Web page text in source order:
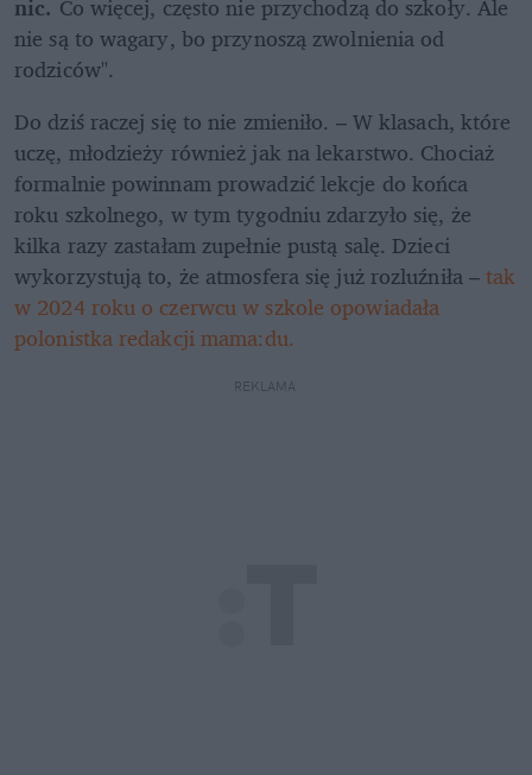
nic. Co więcej, często nie przychodzą do szkoły. Ale
nie są to wagary, bo przynoszą zwolnienia od
rodziców".
Do dziś raczej się to nie zmieniło. – W klasach, które
uczę, młodzieży również jak na lekarstwo. Chociaż
formalnie powinnam prowadzić lekcje do końca
roku szkolnego, w tym tygodniu zdarzyło się, że
kilka razy zastałam zupełnie pustą salę. Dzieci
wykorzystują to, że atmosfera się już rozluźniła – tak
w 2024 roku o czerwcu w szkole opowiadała
polonistka redakcji mama:du.
REKLAMA